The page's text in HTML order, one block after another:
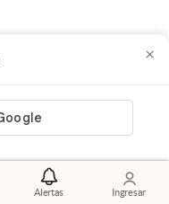
Alertas Ingresar
×